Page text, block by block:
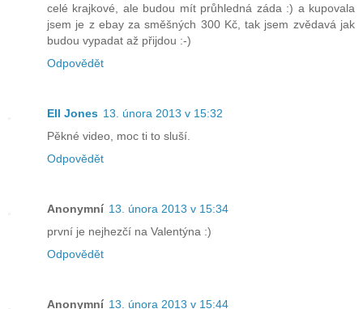
celé krajkové, ale budou mít průhledná záda :) a kupovala
jsem je z ebay za směšných 300 Kč, tak jsem zvědavá jak
budou vypadat až přijdou :-)
Odpovědět
Ell Jones 13. února 2013 v 15:32
Pěkné video, moc ti to sluší.
Odpovědět
Anonymní 13. února 2013 v 15:34
první je nejhezčí na Valentýna :)
Odpovědět
Anonymní 13. února 2013 v 15:44